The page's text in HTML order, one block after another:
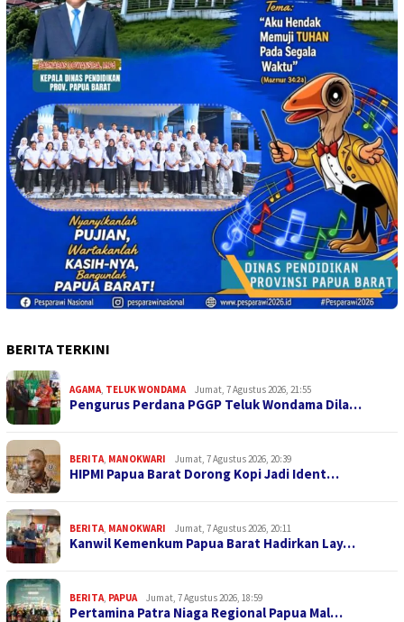
BERITA TERKINI
AGAMA, TELUK WONDAMA Jumat, 7 Agustus 2026, 21:55
Pengurus Perdana PGGP Teluk Wondama Dila…
BERITA, MANOKWARI Jumat, 7 Agustus 2026, 20:39
HIPMI Papua Barat Dorong Kopi Jadi Ident…
BERITA, MANOKWARI Jumat, 7 Agustus 2026, 20:11
Kanwil Kemenkum Papua Barat Hadirkan Lay…
BERITA, PAPUA Jumat, 7 Agustus 2026, 18:59
Pertamina Patra Niaga Regional Papua Mal…